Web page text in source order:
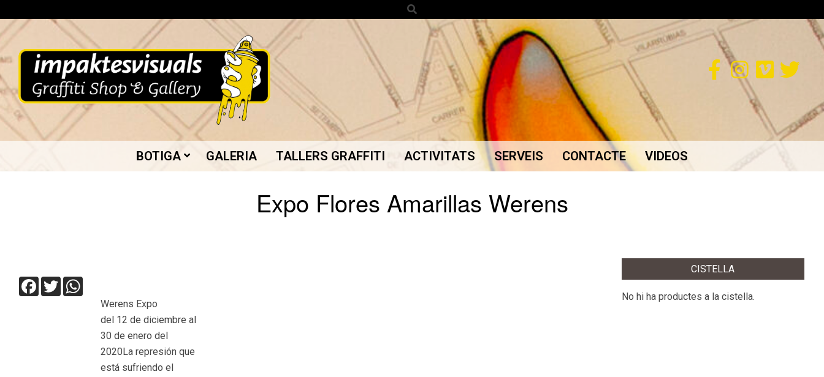
to
content
Search
IMPAKTES
VISUALS
Secondary
BOTIGA GALERIA TALLERS GRAFFITI ACTIVITATS SERVEIS CONTACTE VIDEOS
Expo Flores Amarillas Werens
Facebook
Twitter
Werens Expo
del 12 de diciembre al
30 de enero del
2020La represión que
está sufriendo el
CISTELLA
No hi ha productes a la cistella.